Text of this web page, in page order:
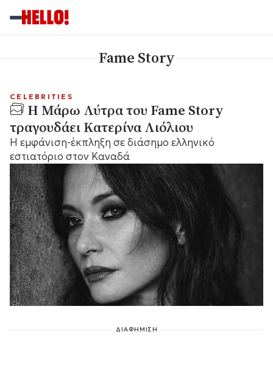
Fame Story
CELEBRITIES
H Μάρω Λύτρα του Fame Story
τραγουδάει Κατερίνα Λιόλιου
Η εμφάνιση-έκπληξη σε διάσημο ελληνικό
εστιατόριο στον Καναδά
ΔΙΑΦΗΜΙΣΗ